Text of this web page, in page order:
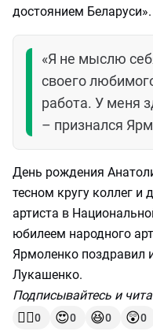
достоянием Беларуси».
«Я не мыслю
своего
работа. У меня
– признался
День рождения
тесном кругу коллег и
артиста в
юбилеем народного
Ярмоленко поздравил
Лукашенко.
Подписывайтесь и
👍🏻0 😍0 😆0 😲0